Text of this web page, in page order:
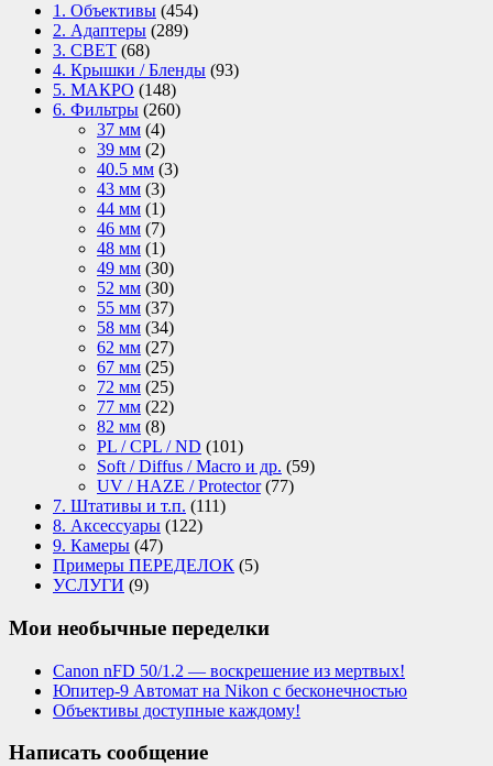
1. Объективы (454)
2. Адаптеры (289)
3. СВЕТ (68)
4. Крышки / Бленды (93)
5. МАКРО (148)
6. Фильтры (260)
37 мм (4)
39 мм (2)
40.5 мм (3)
43 мм (3)
44 мм (1)
46 мм (7)
48 мм (1)
49 мм (30)
52 мм (30)
55 мм (37)
58 мм (34)
62 мм (27)
67 мм (25)
72 мм (25)
77 мм (22)
82 мм (8)
PL / CPL / ND (101)
Soft / Diffus / Macro и др. (59)
UV / HAZE / Protector (77)
7. Штативы и т.п. (111)
8. Аксессуары (122)
9. Камеры (47)
Примеры ПЕРЕДЕЛОК (5)
УСЛУГИ (9)
Мои необычные переделки
Canon nFD 50/1.2 — воскрешение из мертвых!
Юпитер-9 Автомат на Nikon с бесконечностью
Объективы доступные каждому!
Написать сообщение